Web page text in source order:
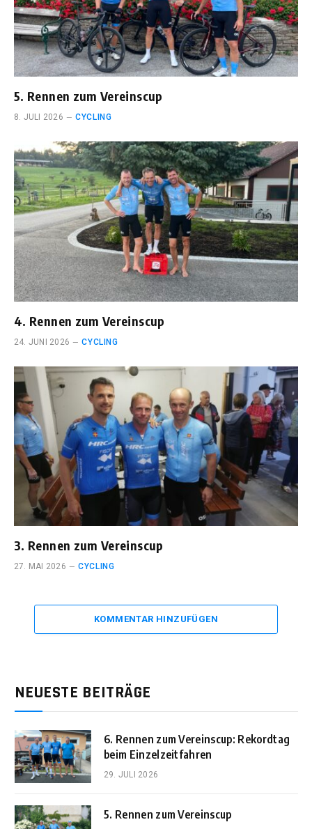
5. Rennen zum Vereinscup
8. JULI 2026 CYCLING
4. Rennen zum Vereinscup
24. JUNI 2026 CYCLING
3. Rennen zum Vereinscup
27. MAI 2026 CYCLING
KOMMENTAR HINZUFÜGEN
NEUESTE BEITRÄGE
6. Rennen zum Vereinscup: Rekordtag
beim Einzelzeitfahren
29. JULI 2026
5. Rennen zum Vereinscup